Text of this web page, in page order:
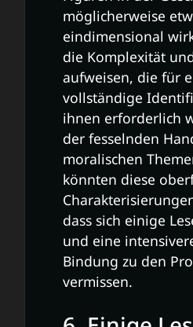
möglicherweise
eindimensional
die Komplexität
aufweisen, die für
vollständige
ihnen erforderlich
der fesselnden
moralischen
könnten diese
dass sich einige
und eine
Bindung zu den
vermissen.